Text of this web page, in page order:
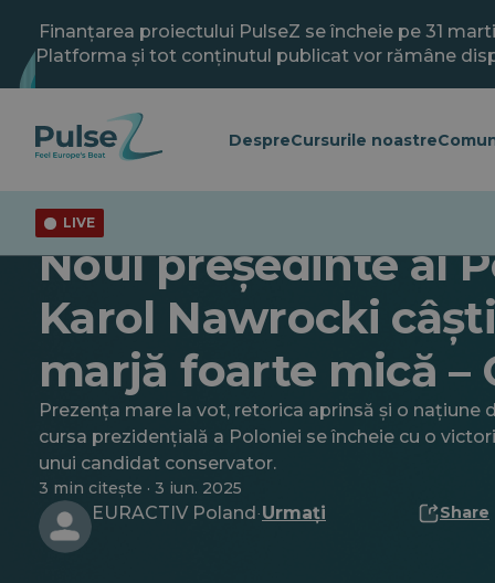
conținutul
principal
Finanțarea proiectului PulseZ se încheie pe 31
Platforma și tot conținutul publicat vor rămâne
DespreCursurile noastre
LIVE
General
Noul președinte al
Karol Nawrocki
marjă foarte mică –
Prezența mare la vot, retorica aprinsă și o națiune
cursa prezidențială a Poloniei se încheie cu o
unui candidat conservator.
3 min citește · 3 iun. 2025
EURACTIV Poland· Urmați Share